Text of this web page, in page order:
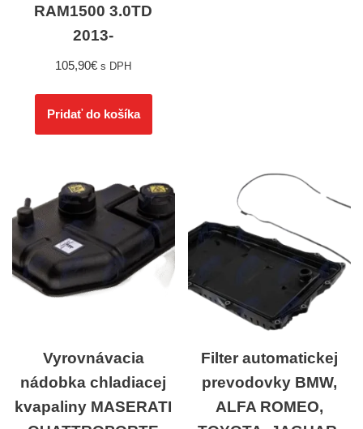
RAM1500 3.0TD
2013-
105,90€ s DPH
Pridať do košíka
Vyrovnávacia
nádobka chladiacej
kvapaliny MASERATI
Filter automatickej
prevodovky BMW,
ALFA ROMEO,